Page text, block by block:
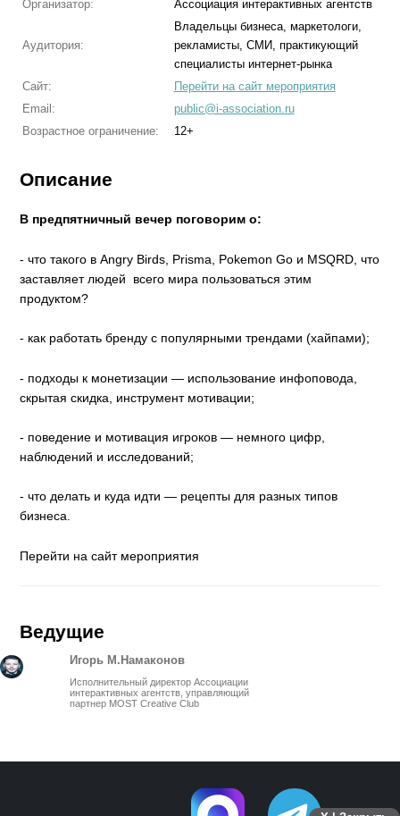
Организатор:
Ассоциация интерактивных агентств
Аудитория:
Владельцы бизнеса, маркетологи,
рекламисты, СМИ, практикующий
специалисты интернет-рынка
Сайт:
Перейти на сайт мероприятия
Email:
public@i-association.ru
Возрастное ограничение:
12+
Описание
В предпятничный вечер поговорим о:
- что такого в Angry Birds, Prisma, Pokemon Go и MSQRD, что
заставляет людей всего мира пользоваться этим
продуктом?
- как работать бренду с популярными трендами (хайпами);
- подходы к монетизации — использование инфоповода,
скрытая скидка, инструмент мотивации;
- поведение и мотивация игроков — немного цифр,
наблюдений и исследований;
- что делать и куда идти — рецепты для разных типов
бизнеса.
Перейти на сайт мероприятия
Ведущие
Игорь М.Намаконов
Исполнительный директор Ассоциации
интерактивных агентств, управляющий
партнер MOST Сreative Club